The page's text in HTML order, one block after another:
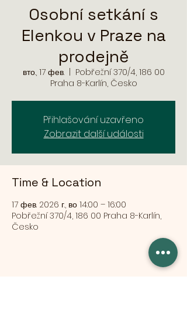
Osobní setkání s
Elenkou v Praze na
prodejně
вто., 17 фев.
  |
Pobřežní 370/4, 186 00
Praha 8-Karlín, Česko
Přihlašování uzavřeno
Zobrazit další události
Time & Location
17 фев. 2026 г., во 14:00 – 16:00
Pobřežní 370/4, 186 00 Praha 8-Karlín,
Česko